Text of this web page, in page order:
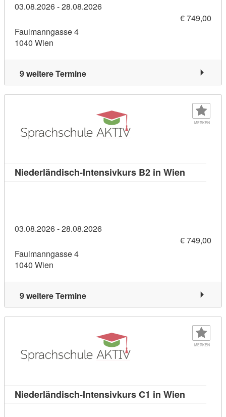
03.08.2026 - 28.08.2026
€ 749,00
Faulmanngasse 4
1040 Wien
9 weitere Termine
MERKEN
Niederländisch-Intensivkurs B2 in Wien
03.08.2026 - 28.08.2026
€ 749,00
Faulmanngasse 4
1040 Wien
9 weitere Termine
MERKEN
Niederländisch-Intensivkurs C1 in Wien